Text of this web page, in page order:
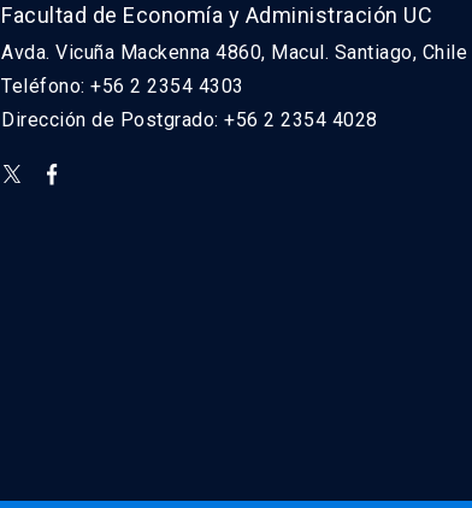
Facultad de Economía y Administración UC
Avda. Vicuña Mackenna 4860, Macul. Santiago, Chile
Teléfono: +56 2 2354 4303
Dirección de Postgrado: +56 2 2354 4028